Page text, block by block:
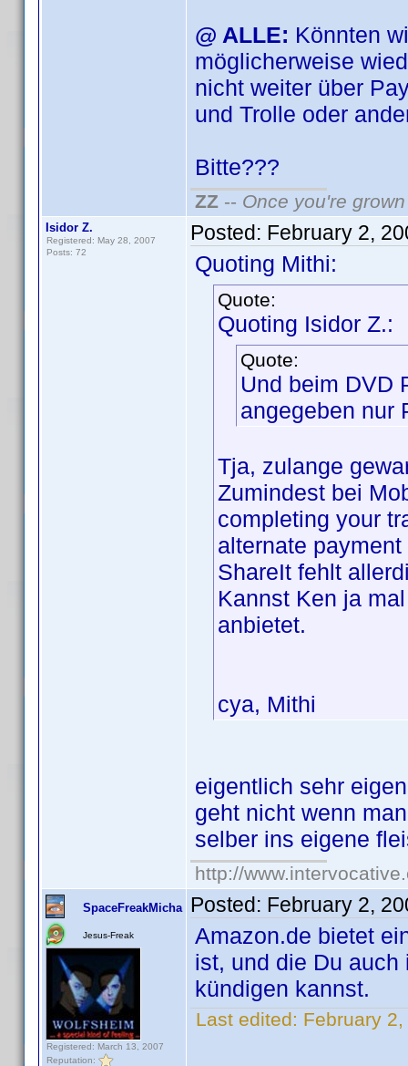
@ ALLE: Könnten
möglicherweise
nicht weiter über
und Trolle oder
Bitte???
ZZ -- Once you're
Isidor Z.
Registered: May 28, 2007
Posts: 72
Posted: February 2,
Quoting Mithi:
Quote:
Quoting Isidor Z.:
Quote:
Und beim DVD
angegeben nur
Tja, zulange
Zumindest bei
completing your
alternate
ShareIt fehlt
Kannst Ken ja
anbietet.
cya, Mithi
eigentlich sehr
geht nicht wenn
selber ins eigene
http://
SpaceFreakMicha
Jesus-Freak
Registered: March 13, 2007
Reputation:
Posted: February 2,
Amazon.de bietet
ist, und die Du
kündigen kannst.
Last edited: February